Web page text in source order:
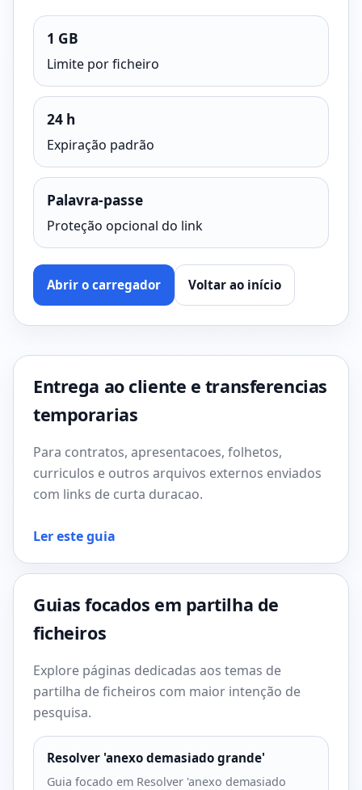
1 GB
Limite por ficheiro
24 h
Expiração padrão
Palavra-passe
Proteção opcional do link
Abrir o carregador Voltar ao início
Entrega ao cliente e transferencias
temporarias
Para contratos, apresentacoes, folhetos,
curriculos e outros arquivos externos enviados
com links de curta duracao.
Ler este guia
Guias focados em partilha de
ficheiros
Explore páginas dedicadas aos temas de
partilha de ficheiros com maior intenção de
pesquisa.
Resolver 'anexo demasiado grande'
Guia focado em Resolver 'anexo demasiado